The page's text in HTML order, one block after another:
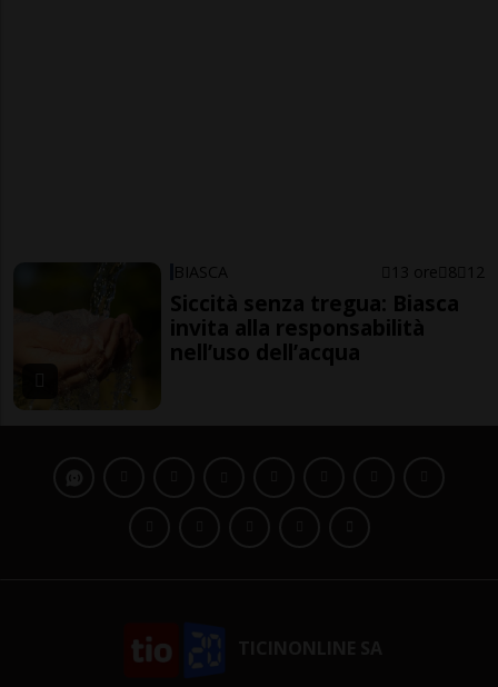
BIASCA 13 ore 8 12
Siccità senza tregua: Biasca
invita alla responsabilità
nell’uso dell’acqua